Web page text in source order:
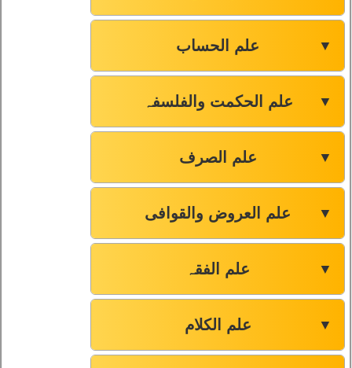
علم الحساب ▼
علم الحکمت والفلسفہ ▼
علم الصرف ▼
علم العروض والقوافی ▼
علم الفقہ ▼
علم الکلام ▼